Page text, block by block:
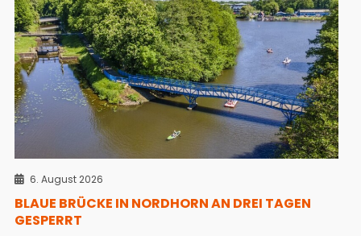
6. August 2026
BLAUE BRÜCKE IN NORDHORN AN DREI TAGEN
GESPERRT